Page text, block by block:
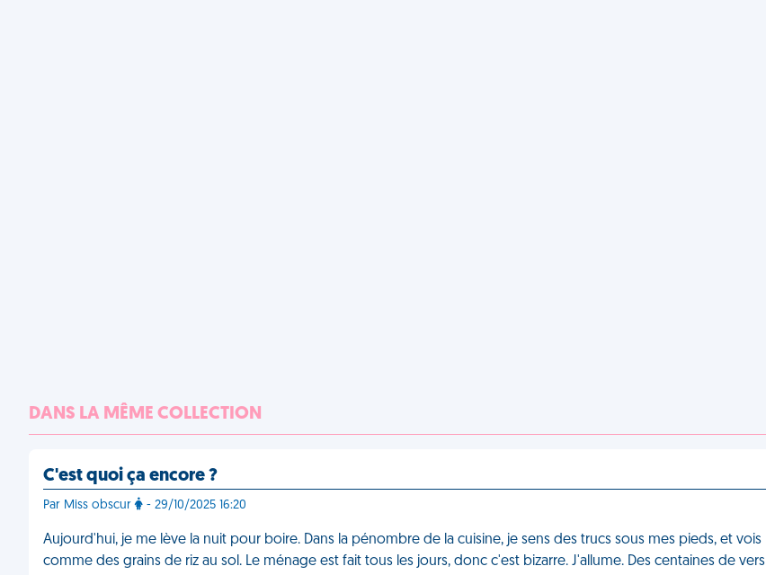
DANS LA MÊME COLLECTION
C'est quoi ça encore ?
Par Miss obscur - 29/10/2025 16:20
Aujourd'hui, je me lève la nuit pour boire. Dans la pénombre de la cuisine, je sens des trucs sous mes pieds, et vois
comme des grains de riz au sol. Le ménage est fait tous les jours, donc c'est bizarre. J'allume. Des centaines de vers